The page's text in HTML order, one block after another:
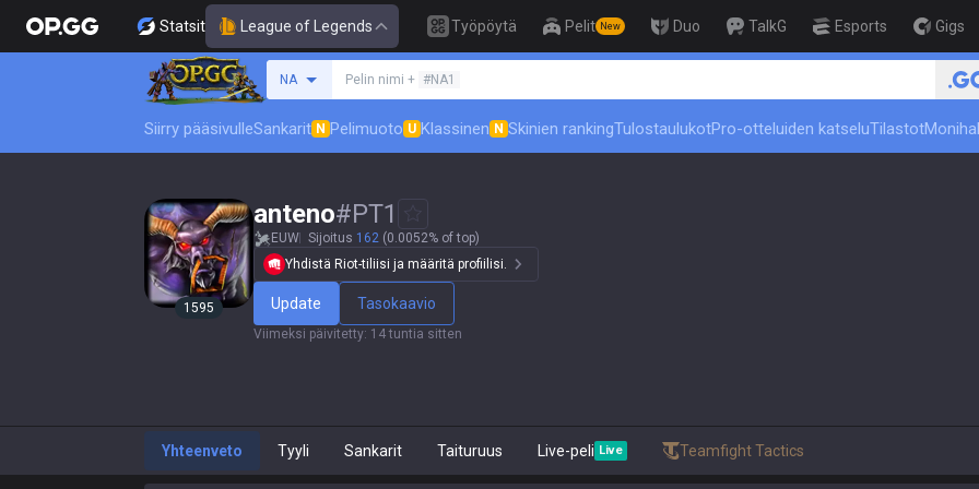
Statsit League of Legends Työpöytä Pelit New Duo TalkG Esports Gigs
NA
Hae summoneria
Pelin nimi + #NA1
Siirry pääsivulleSankarit N Pelimuoto U Klassinen N Skinien rankingTulostaulukotPro-otteluiden katseluTilastot
1595
anteno#PT1
EUW Sijoitus 162 (0.0052% of top)
Yhdistä Riot-tiliisi ja määritä profiilisi.
Update Tasokaavio
Viimeksi päivitetty: 14 tuntia sitten
Yhteenveto Tyyli Sankarit Taituruus Live-peli Live Teamfight Tactics